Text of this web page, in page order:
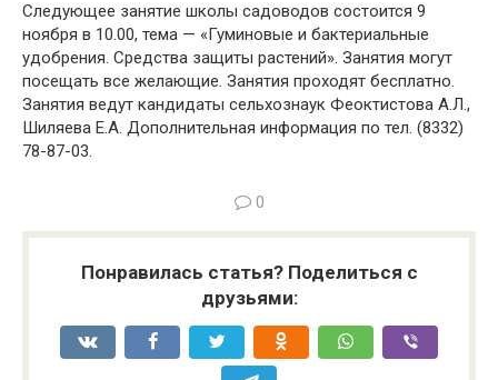
Следующее занятие школы садоводов состоится 9
ноября в 10.00, тема — «Гуминовые и бактериальные
удобрения. Средства защиты растений». Занятия могут
посещать все желающие. Занятия проходят бесплатно.
Занятия ведут кандидаты сельхознаук Феоктистова А.Л.,
Шиляева Е.А. Дополнительная информация по тел. (8332)
78-87-03.
0
Понравилась статья? Поделиться с
друзьями: